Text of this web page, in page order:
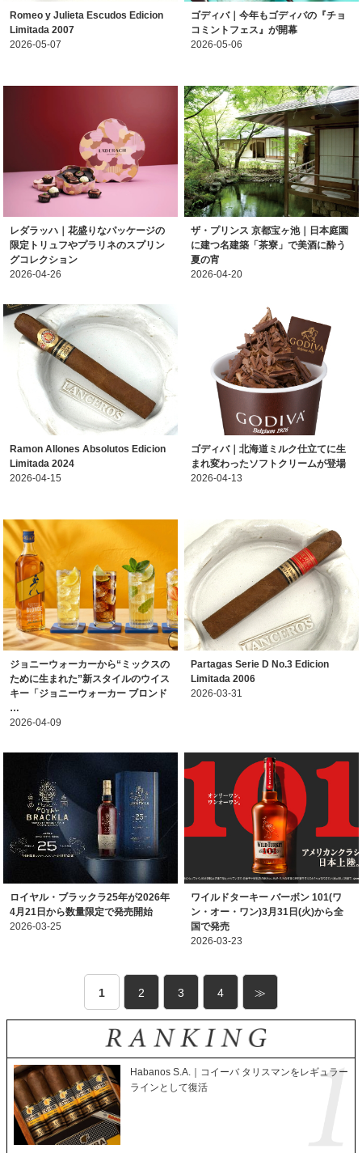
Romeo y Julieta Escudos Edicion
Limitada 2007
2026-05-07
ゴディバ｜今年もゴディバの『チョ
コミントフェス』が開幕
2026-05-06
レダラッハ｜花盛りなパッケージの
限定トリュフやプラリネのスプリン
グコレクション
2026-04-26
ザ・プリンス 京都宝ヶ池｜日本庭園
に建つ名建築「茶寮」で美酒に酔う
夏の宵
2026-04-20
Ramon Allones Absolutos Edicion
Limitada 2024
2026-04-15
ゴディバ｜北海道ミルク仕立てに生
まれ変わったソフトクリームが登場
2026-04-13
ジョニーウォーカーから“ミックスの
ために生まれた”新スタイルのウイス
キー「ジョニーウォーカー ブロンド
…
2026-04-09
Partagas Serie D No.3 Edicion
Limitada 2006
2026-03-31
ロイヤル・ブラックラ25年が2026年
4月21日から数量限定で発売開始
2026-03-25
ワイルドターキー バーボン 101(ワ
ン・オー・ワン)3月31日(火)から全
国で発売
2026-03-23
1 2 3 4 ≫
Habanos S.A.｜コイーバ タリスマンをレギュラー
ラインとして復活